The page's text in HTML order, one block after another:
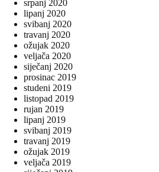
srpanj 2020
lipanj 2020
svibanj 2020
travanj 2020
ožujak 2020
veljača 2020
siječanj 2020
prosinac 2019
studeni 2019
listopad 2019
rujan 2019
lipanj 2019
svibanj 2019
travanj 2019
ožujak 2019
veljača 2019